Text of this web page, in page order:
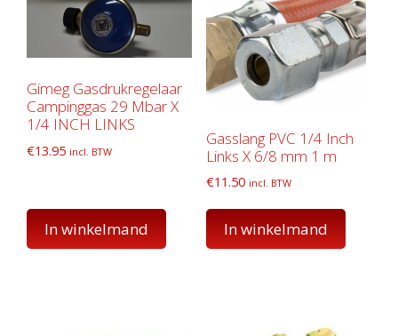
Gimeg Gasdrukregelaar
Campinggas 29 Mbar X
1/4 INCH LINKS
€13.95 incl. BTW
In winkelmand
Gasslang PVC 1/4 Inch
Links X 6/8 mm 1 m
€11.50 incl. BTW
In winkelmand